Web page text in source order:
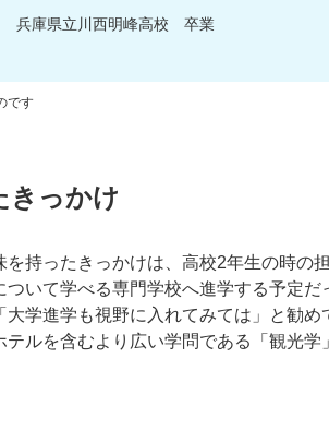
兵庫県立川西明峰高校 卒業
です
きっかけ
を持ったきっかけは、高校2年生の時の
ついて学べる専門学校へ進学する予定
学進学も視野に入れてみては」と勧め
テルを含むより広い学問である「観光